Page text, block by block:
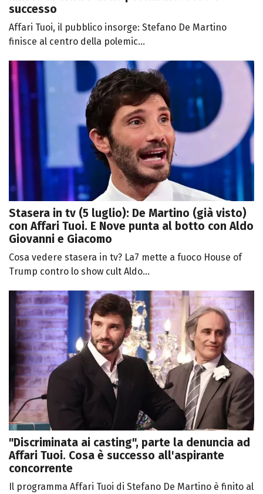
successo
Affari Tuoi, il pubblico insorge: Stefano De Martino
finisce al centro della polemic...
Stasera in tv (5 luglio): De Martino (già visto)
con Affari Tuoi. E Nove punta al botto con Aldo
Giovanni e Giacomo
Cosa vedere stasera in tv? La7 mette a fuoco House of
Trump contro lo show cult Aldo...
"Discriminata ai casting", parte la denuncia ad
Affari Tuoi. Cosa è successo all'aspirante
concorrente
Il programma Affari Tuoi di Stefano De Martino è finito al